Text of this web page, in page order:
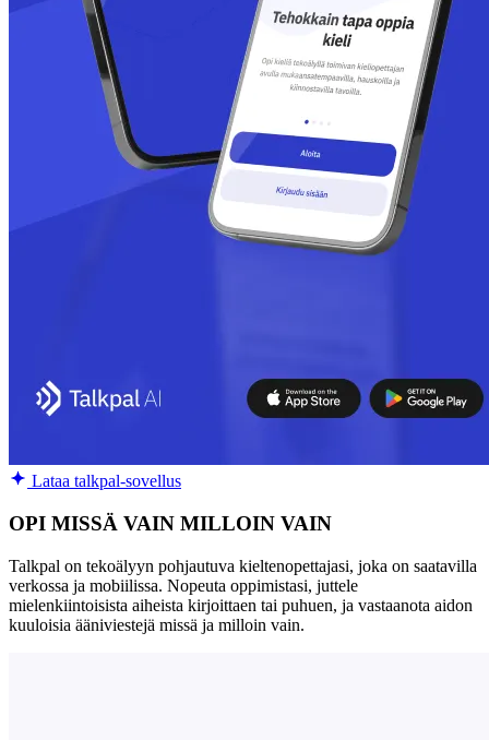
Lataa talkpal-sovellus
OPI MISSÄ VAIN MILLOIN VAIN
Talkpal on tekoälyyn pohjautuva kieltenopettajasi, joka on saatavilla
verkossa ja mobiilissa. Nopeuta oppimistasi, juttele
mielenkiintoisista aiheista kirjoittaen tai puhuen, ja vastaanota aidon
kuuloisia ääniviestejä missä ja milloin vain.